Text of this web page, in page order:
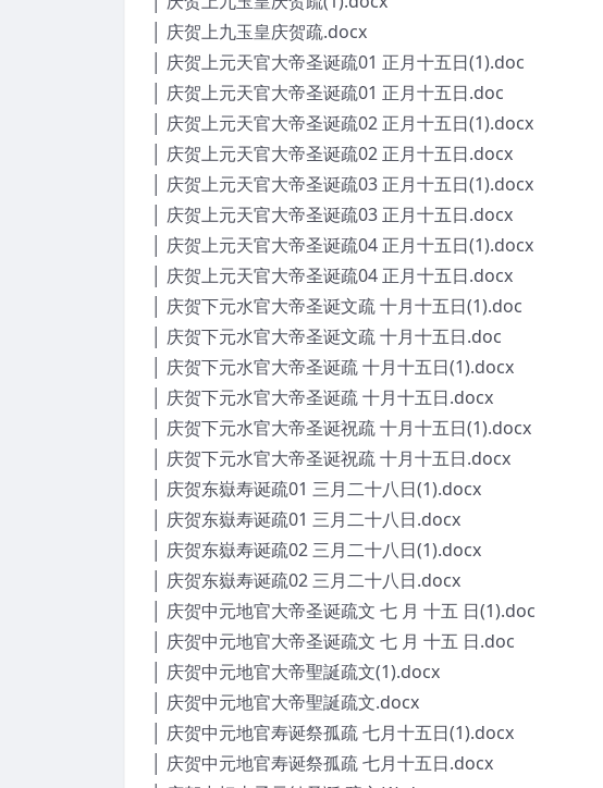
│ 庆贺上九玉皇庆贺疏.docx
│ 庆贺上元天官大帝圣诞疏01 正月十五日(1).doc
│ 庆贺上元天官大帝圣诞疏01 正月十五日.doc
│ 庆贺上元天官大帝圣诞疏02 正月十五日(1).docx
│ 庆贺上元天官大帝圣诞疏02 正月十五日.docx
│ 庆贺上元天官大帝圣诞疏03 正月十五日(1).docx
│ 庆贺上元天官大帝圣诞疏03 正月十五日.docx
│ 庆贺上元天官大帝圣诞疏04 正月十五日(1).docx
│ 庆贺上元天官大帝圣诞疏04 正月十五日.docx
│ 庆贺下元水官大帝圣诞文疏 十月十五日(1).doc
│ 庆贺下元水官大帝圣诞文疏 十月十五日.doc
│ 庆贺下元水官大帝圣诞疏 十月十五日(1).docx
│ 庆贺下元水官大帝圣诞疏 十月十五日.docx
│ 庆贺下元水官大帝圣诞祝疏 十月十五日(1).docx
│ 庆贺下元水官大帝圣诞祝疏 十月十五日.docx
│ 庆贺东嶽寿诞疏01 三月二十八日(1).docx
│ 庆贺东嶽寿诞疏01 三月二十八日.docx
│ 庆贺东嶽寿诞疏02 三月二十八日(1).docx
│ 庆贺东嶽寿诞疏02 三月二十八日.docx
│ 庆贺中元地官大帝圣诞疏文 七 月 十五 日(1).doc
│ 庆贺中元地官大帝圣诞疏文 七 月 十五 日.doc
│ 庆贺中元地官大帝聖誕疏文(1).docx
│ 庆贺中元地官大帝聖誕疏文.docx
│ 庆贺中元地官寿诞祭孤疏 七月十五日(1).docx
│ 庆贺中元地官寿诞祭孤疏 七月十五日.docx